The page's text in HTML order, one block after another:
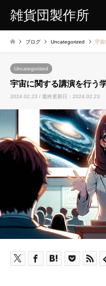
雑貨団製作所
ブログ Uncategorized 宇宙
Uncategorized
宇宙に関する講演を行う
2024.02.23 / 最終更新日：2024.02.23